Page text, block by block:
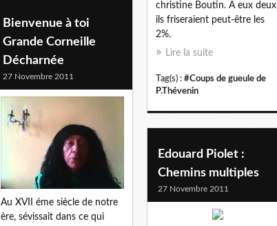
christine Boutin. A eux deux
ils friseraient peut-être les
2%.
Lire la suite
Tag(s) : #Coups de gueule de
P.Thévenin
Bienvenue à toi
Grande Corneille
Décharnée
27 Novembre 2011
Au XVII éme siècle de notre
ère, sévissait dans ce qui
Edouard Piolet :
Chemins multiples
27 Novembre 2011